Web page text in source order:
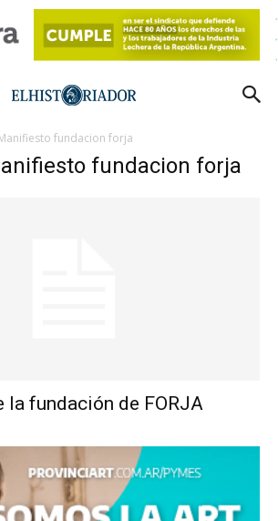
fundacion forja
fundacion forja
la fundación de FORJA